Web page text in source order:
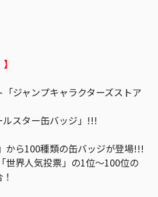
ジャンプキャラクターズストア
スター缶バッジ」!!!
から100種類の缶バッジが登場!!!
世界人気投票」の1位～100位の